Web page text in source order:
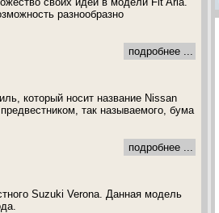
разнообразно
подробнее ...
который носит название Nissan
так называемого, бума
подробнее ...
Suzuki Verona. Данная модель